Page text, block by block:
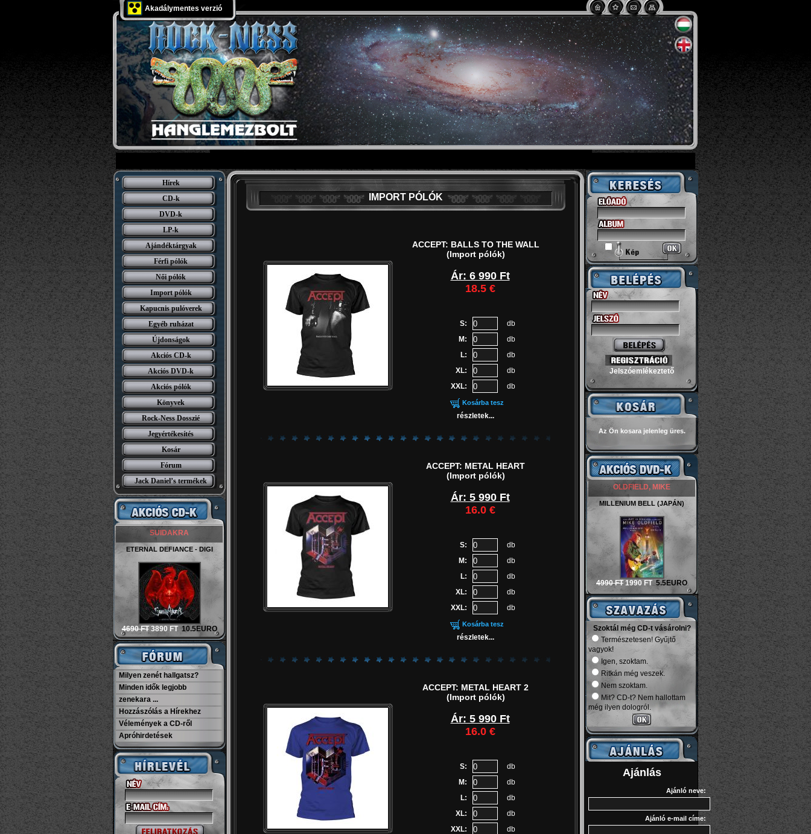
Akadálymentes verzió
Hírek
CD-k
DVD-k
LP-k
Ajándéktárgyak
Férfi pólók
Női pólók
Import pólók
Kapucnis pulóverek
Egyéb ruházat
Újdonságok
Akciós CD-k
Akciós DVD-k
Akciós pólók
Könyvek
Rock-Ness Dosszié
Jegyértékesítés
Kosár
Fórum
Jack Daniel’s termékek
SUIDAKRA
ETERNAL DEFIANCE - DIGI
4690 FT 3890 FT 10.5EURO
Milyen zenét hallgatsz?
Minden idők legjobb
zenekara ...
Hozzászólás a Hírekhez
Vélemények a CD-ről
Apróhirdetések
IMPORT PÓLÓK
ACCEPT: BALLS TO THE WALL
(Import pólók)
Ár: 6 990 Ft
18.5 €
S:
db
M:
db
L:
db
XL:
db
XXL:
db
Kosárba tesz
részletek...
ACCEPT: METAL HEART
(Import pólók)
Ár: 5 990 Ft
16.0 €
S:
db
M:
db
L:
db
XL:
db
XXL:
db
Kosárba tesz
részletek...
ACCEPT: METAL HEART 2
(Import pólók)
Ár: 5 990 Ft
16.0 €
S:
db
M:
db
L:
db
XL:
db
XXL:
db
Jelszóemlékeztető
Az Ön kosara jelenleg üres.
OLDFIELD, MIKE
MILLENIUM BELL (JAPÁN)
4990 FT 1990 FT 5.5EURO
Szoktál még CD-t vásárolni?
Természetesen! Gyűjtő
vagyok!
Igen, szoktam.
Ritkán még veszek.
Nem szoktam.
Mit? CD-t? Nem hallottam
még ilyen dologról.
Ajánlás
Ajánló neve:
Ajánló e-mail címe: